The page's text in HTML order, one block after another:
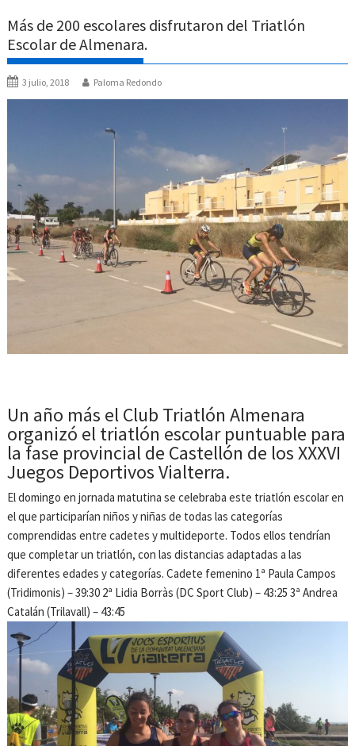
Más de 200 escolares disfrutaron del Triatlón
Escolar de Almenara.
3 julio, 2018 Paloma Redondo
Un año más el Club Triatlón Almenara
organizó el triatlón escolar puntuable para
la fase provincial de Castellón de los XXXVI
Juegos Deportivos Vialterra.
El domingo en jornada matutina se celebraba este triatlón escolar en
el que participarían niños y niñas de todas las categorías
comprendidas entre cadetes y multideporte. Todos ellos tendrían
que completar un triatlón, con las distancias adaptadas a las
diferentes edades y categorías. Cadete femenino 1ª Paula Campos
(Tridimonis) – 39:30 2ª Lidia Borràs (DC Sport Club) – 43:25 3ª Andrea
Catalán (Trilavall) – 43:45